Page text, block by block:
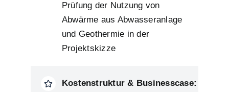
Prüfung der Nutzung von
Abwärme aus Abwasseranlage
und Geothermie in der
Projektskizze
Kostenstruktur & Businesscase: